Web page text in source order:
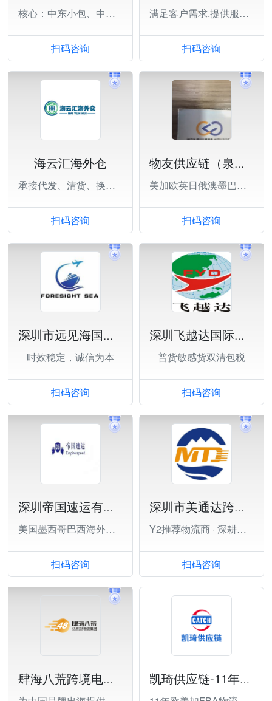
核心：中东小包、中东FBA、中东COD
扫码咨询
满足客户需求.提供服务价值.与客户共赢
扫码咨询
海云汇海外仓
承接代发、清货、换标、中转等业务
扫码咨询
物友供应链（泉州）有限公司
美加欧英日俄澳墨巴西等
扫码咨询
深圳市远见海国际货运代理有限公司
时效稳定，诚信为本
扫码咨询
深圳飞越达国际货运代理有限公司
普货敏感货双清包税
扫码咨询
深圳帝国速运有限公司
美国墨西哥巴西海外仓一件代发、退货换标
扫码咨询
深圳市美通达跨境供应链有限公司
Y2推荐物流商 · 深耕欧美
扫码咨询
肆海八荒跨境电商物流（深圳）有限公司
凯琦供应链-11年欧美FBA物流大庄